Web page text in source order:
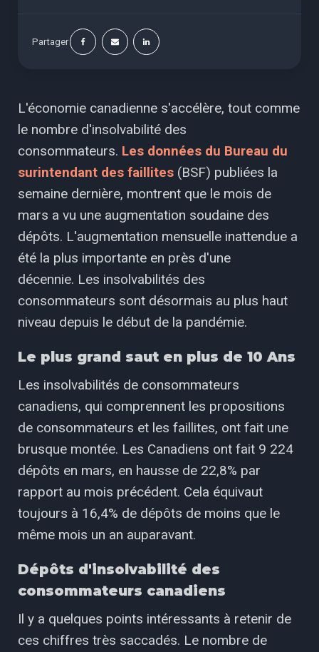
Partager
L'économie canadienne s'accélère, tout comme
le nombre d'insolvabilité des
consommateurs. Les données du Bureau du
surintendant des faillites (BSF) publiées la
semaine dernière, montrent que le mois de
mars a vu une augmentation soudaine des
dépôts. L'augmentation mensuelle inattendue a
été la plus importante en près d'une
décennie. Les insolvabilités des
consommateurs sont désormais au plus haut
niveau depuis le début de la pandémie.
Le plus grand saut en plus de 10 Ans
Les insolvabilités de consommateurs
canadiens, qui comprennent les propositions
de consommateurs et les faillites, ont fait une
brusque montée. Les Canadiens ont fait 9 224
dépôts en mars, en hausse de 22,8% par
rapport au mois précédent. Cela équivaut
toujours à 16,4% de dépôts de moins que le
même mois un an auparavant.
Dépôts d'insolvabilité des
consommateurs canadiens
Il y a quelques points intéressants à retenir de
ces chiffres très saccadés. Le nombre de